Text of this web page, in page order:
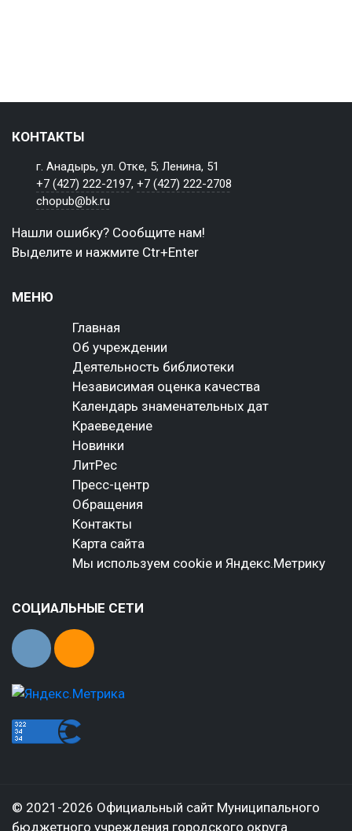
КОНТАКТЫ
г. Анадырь, ул. Отке, 5; Ленина, 51
+7 (427) 222-2197,+7 (427) 222-2708
chopub@bk.ru
Нашли ошибку? Сообщите нам!
Выделите и нажмите Ctr+Enter
МЕНЮ
Главная
Об учреждении
Деятельность библиотеки
Независимая оценка качества
Календарь знаменательных дат
Краеведение
Новинки
ЛитРес
Пресс-центр
Обращения
Контакты
Карта сайта
Мы используем cookie и Яндекс.Метрику
СОЦИАЛЬНЫЕ СЕТИ
© 2021-2026 Официальный сайт Муниципального
бюджетного учреждения городского округа